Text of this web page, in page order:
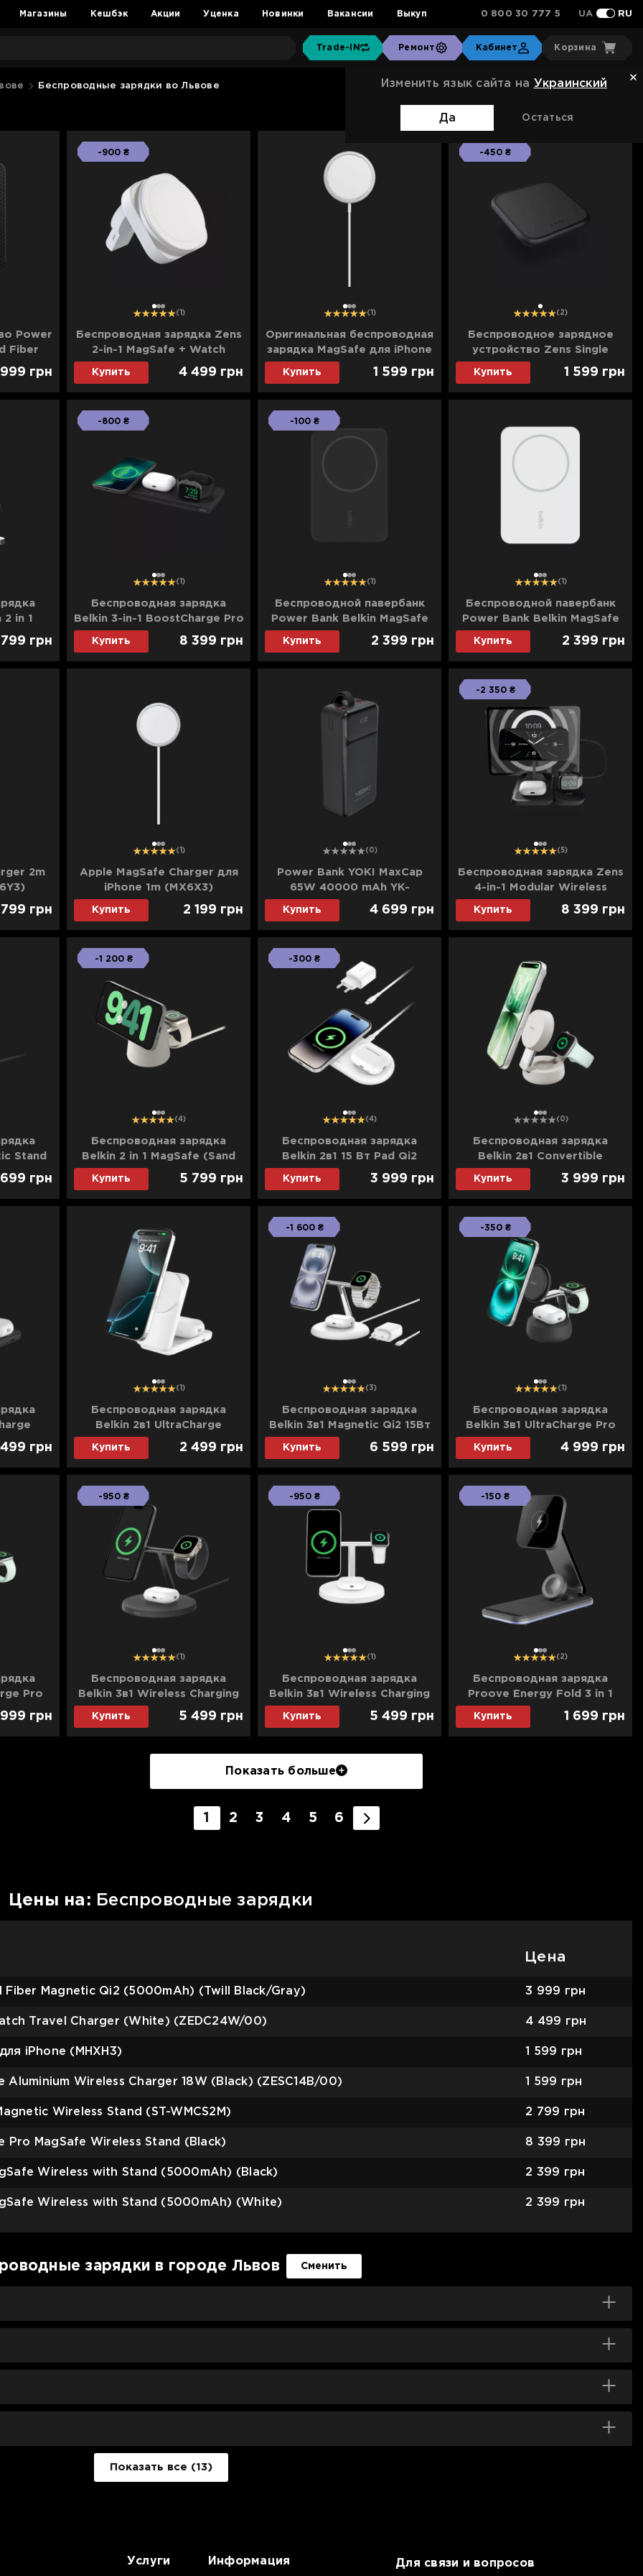
Магазины Кешбэк Акции Уценка Новинки Вакансии Выкуп 0 800 30 777 5 UA RU
Trade-IN Ремонт Кабинет Корзина
Изменить язык сайта на Украинский
Да Остаться
Беспроводные зарядки во Львове Сортировка: Стандартная
Power
Fiber
грн
12 3
-900 ₴
(1)
Беспроводная зарядка Zens
2-in-1 MagSafe + Watch
Travel Charger (White)
Купить 4 499 грн
12 3 (1)
Оригинальная беспроводная
зарядка MagSafe для iPhone
(MHXH3)
Купить 1 599 грн
1
-450 ₴
(2)
Беспроводное зарядное
устройство Zens Single
Aluminium Wireless Charger
18W (Black) (ZESC14B/00)
Купить 1 599 грн
in 1
(ST-
грн
12 3
-800 ₴
(1)
Беспроводная зарядка
Belkin 3-in-1 BoostCharge Pro
MagSafe Wireless Stand
Купить 8 399 грн
12 3
-100 ₴
(1)
Беспроводной павербанк
Power Bank Belkin MagSafe
Wireless with Stand
Купить 2 399 грн
12 3 (1)
Беспроводной павербанк
Power Bank Belkin MagSafe
Wireless with Stand
(5000mAh) (White)
Купить 2 399 грн
2m
грн
12 3 (1)
Apple MagSafe Charger для
iPhone 1m (MX6X3)
Купить 2 199 грн
12 3 (0)
Power Bank YOKI MaxCap
65W 40000 mAh YK-
PMC4061 (Black)
Купить 4 699 грн
12 3
-2 350 ₴
(5)
Беcпроводная зарядка Zens
4-in-1 Modular Wireless
Charger with iPad Charging
Stand (ZEAPM03/00) (Black)
Купить 8 399 грн
Stand
грн
12 3
-1 200 ₴
(4)
Беспроводная зарядка
Belkin 2 in 1 MagSafe (Sand
Mass)
Купить 5 799 грн
12 3
-300 ₴
(4)
Беспроводная зарядка
Belkin 2в1 15 Вт Pad Qi2
(White)
Купить 3 999 грн
12 3 (0)
Беспроводная зарядка
Belkin 2в1 Convertible
Magnetic Charging 25Вт Dock
Купить 3 999 грн
грн
12 3 (1)
Беспроводная зарядка
Belkin 2в1 UltraCharge
Foldable Magnetic Charging
Купить 2 499 грн
12 3
-1 600 ₴
(3)
Беспроводная зарядка
Belkin 3в1 Magnetic Qi2 15Вт
(White)
Купить 6 599 грн
12 3
-350 ₴
(1)
Беспроводная зарядка
Belkin 3в1 UltraCharge Pro
Magnetic Charging 25Вт Dock
Купить 4 999 грн
Pro
Dock
грн
12 3
-950 ₴
(1)
Беспроводная зарядка
Belkin 3в1 Wireless Charging
Stand with Qi2 15W (Black)
Купить 5 499 грн
12 3
-950 ₴
(1)
Беспроводная зарядка
Belkin 3в1 Wireless Charging
Stand with Qi2 15W (White)
Купить 5 499 грн
12 3
-150 ₴
(2)
Беспроводная зарядка
Proove Energy Fold 3 in 1
(Black)
Купить 1 699 грн
Показать больше
1 2 3 4 5 6
Цены на: Беспроводные зарядки
Цена
Fiber Magnetic Qi2 (5000mAh) (Twill Black/Gray) 3 999 грн
Travel Charger (White) (ZEDC24W/00) 4 499 грн
iPhone (MHXH3) 1 599 грн
Wireless Charger 18W (Black) (ZESC14B/00) 1 599 грн
Wireless Stand (ST-WMCS2M) 2 799 грн
Pro MagSafe Wireless Stand (Black) 8 399 грн
Wireless with Stand (5000mAh) (Black) 2 399 грн
Wireless with Stand (5000mAh) (White) 2 399 грн
зарядки в городе Львов Сменить
Показать все (13)
Услуги Информация Для связи и вопросов